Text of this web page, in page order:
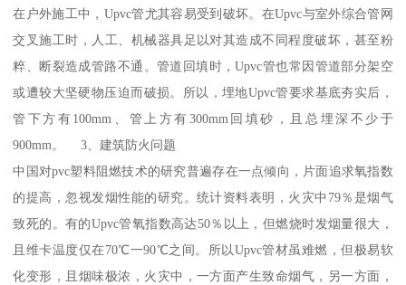
在户外施工中，Upvc管尤其容易受到破坏。在Upvc与室外综合管网
交叉施工时，人工、机械器具足以对其造成不同程度破坏，甚至粉
粹、断裂造成管路不通。管道回填时，Upvc管也常因管道部分架空
或遭较大坚硬物压迫而破损。所以，埋地Upvc管要求基底夯实后，
管下方有100mm、管上方有300mm回填砂，且总埋深不少于
900mm。 3、建筑防火问题
中国对pvc塑料阻燃技术的研究普遍存在一点倾向，片面追求氧指数
的提高，忽视发烟性能的研究。统计资料表明，火灾中79％是烟气
致死的。有的Upvc管氧指数高达50％以上，但燃烧时发烟量很大，
且维卡温度仅在70℃一90℃之间。所以Upvc管材虽难燃，但极易软
化变形，且烟味极浓，火灾中，一方面产生致命烟气，另一方面，